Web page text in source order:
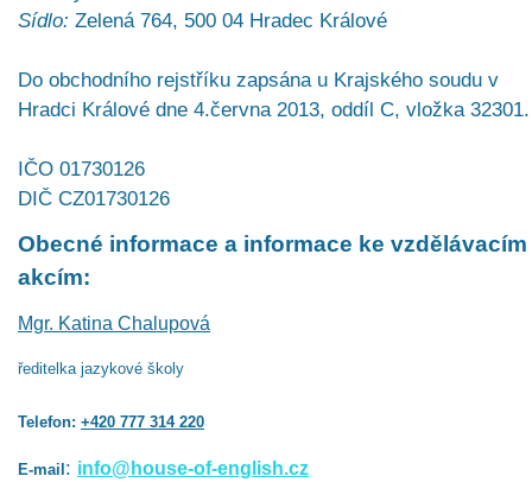
Sídlo: Zelená 764, 500 04 Hradec Králové
Do obchodního rejstříku zapsána u Krajského soudu v
Hradci Králové dne 4.června 2013, oddíl C, vložka 32301.
IČO 01730126
DIČ CZ01730126
Obecné informace a informace ke vzdělávacím
akcím:
Mgr. Katina Chalupová
ředitelka jazykové školy
Telefon: +420 777 314 220
E-mail: info@house-of-english.cz